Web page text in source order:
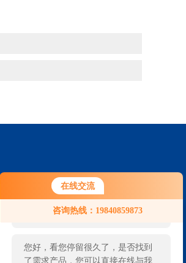
在线交流
咨询热线：19840859873
您好！欢迎前来咨询，很高兴为您
服务，请问您要咨询什么问题呢？
您好，看您停留很久了，是否找到
了需求产品，您可以直接在线与我
号厂房